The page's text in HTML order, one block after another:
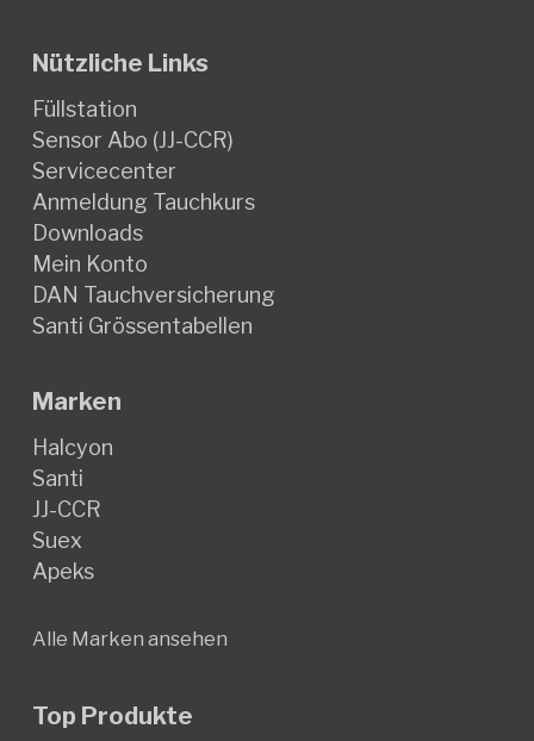
Nützliche Links
Füllstation
Sensor Abo (JJ-CCR)
Servicecenter
Anmeldung Tauchkurs
Downloads
Mein Konto
DAN Tauchversicherung
Santi Grössentabellen
Marken
Halcyon
Santi
JJ-CCR
Suex
Apeks
Alle Marken ansehen
Top Produkte